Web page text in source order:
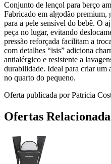
Conjunto de lençol para berço
Fabricado em algodão premium,
para a pele sensível do bebê. O
peça no lugar, evitando
pressão reforçada facilitam a
com detalhes “isis” adiciona
antialérgico e resistente a
durabilidade. Ideal para criar um
no quarto do pequeno.
Oferta publicada por Patricia
Ofertas